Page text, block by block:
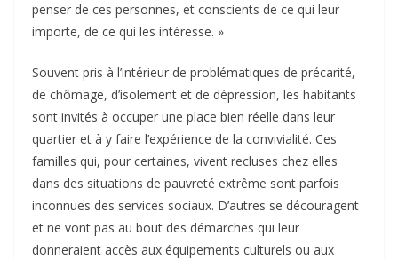
penser de ces personnes, et conscients de ce qui leur
importe, de ce qui les intéresse. »
Souvent pris à l’intérieur de problématiques de précarité,
de chômage, d’isolement et de dépression, les habitants
sont invités à occuper une place bien réelle dans leur
quartier et à y faire l’expérience de la convivialité. Ces
familles qui, pour certaines, vivent recluses chez elles
dans des situations de pauvreté extrême sont parfois
inconnues des services sociaux. D’autres se découragent
et ne vont pas au bout des démarches qui leur
donneraient accès aux équipements culturels ou aux